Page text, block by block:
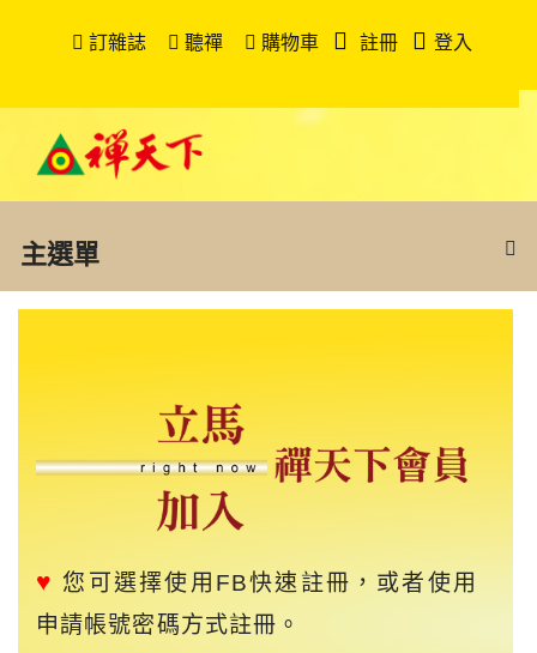
訂雜誌 聽禪 購物車 註冊 登入
主選單
♥ 您可選擇使用FB快速註冊，或者使用
申請帳號密碼方式註冊。